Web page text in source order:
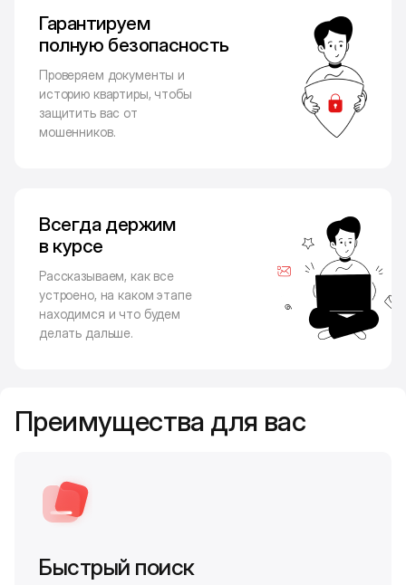
Гарантируем
полную безопасность
Проверяем документы и
историю квартиры, чтобы
защитить вас от
мошенников.
Всегда держим
в курсе
Рассказываем, как все
устроено, на каком этапе
находимся и что будем
делать дальше.
Преимущества для вас
Быстрый поиск